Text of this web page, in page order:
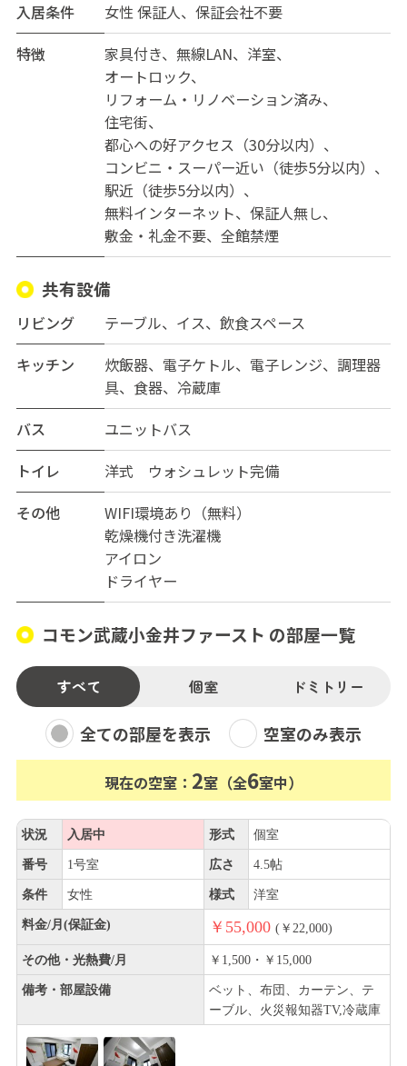
入居条件
女性保証人、保証会社不要
特徴
家具付き 無線LAN
洋室
オートロック
リフォーム・リノベーション済み
住宅街
都心への好アクセス（30分以内）
コンビニ・スーパー近い（徒歩5分以内）
駅近（徒歩5分以内）
無料インターネット
保証人無し
敷金・礼金不要
全館禁煙
共有設備
リビング
テーブル、イス、飲食スペース
キッチン
炊飯器、電子ケトル、電子レンジ、調理器
具、食器、冷蔵庫
バス
ユニットバス
トイレ
洋式 ウォシュレット完備
その他
WIFI環境あり（無料）
乾燥機付き洗濯機
アイロン
ドライヤー
コモン武蔵小金井ファースト の部屋一覧
すべて 個室 ドミトリー
全ての部屋を表示 空室のみ表示
現在の空室： 2室（全6室中）
状況 入居中 形式 個室
番号 1号室 広さ 4.5帖
条件 女性 様式 洋室
料金/月(保証金) ￥55,000 (￥22,000)
その他・光熱費/月 ￥1,500・￥15,000
備考・部屋設備
ベット、布団、カーテン、テ
ーブル、火災報知器TV,冷蔵庫